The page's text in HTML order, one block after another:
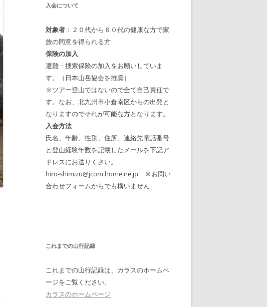
入会について
対象者 ：２０代から６０代の健康な方で家
族の同意を得られる方
保険の加入
遭難・捜索保険の加入をお願いしていま
す。（日本山岳協会を推奨）
※ツアー登山ではないので全て自己責任で
す。なお、北九州市小倉南区からの出発と
なりますのでそれが可能な方となります。
入会方法
氏名、年齢、性別、住所、連絡先電話番号
と登山経験年数を記載したメールを下記ア
ドレスにお送りくさい。
hiro-shimizu@jcom.home.ne.jp ※お問い
合わせフォームからでも構いません
これまでの山行記録
これまでの山行記録は、カラスのホームペ
ージをご覧ください。
カラスのホームページ